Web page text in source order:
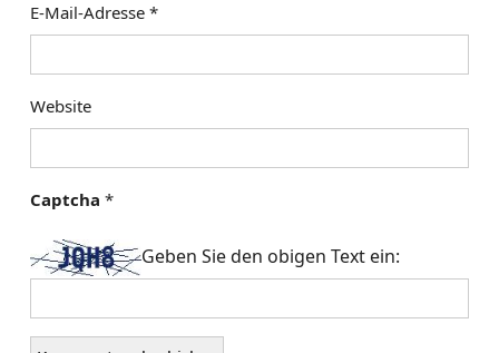
E-Mail-Adresse *
Website
Captcha *
Geben Sie den obigen Text ein: